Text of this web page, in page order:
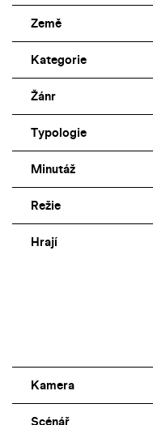
Země
Kategorie
Žánr
Typologie
Minutáž
Režie
Hrají
Kamera